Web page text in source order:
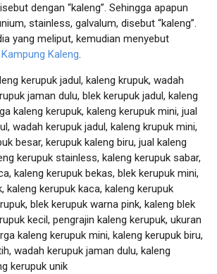
dengan “kaleng”. Sehingga apapun
stainless, galvalum, disebut “kaleng”.
yang meliput, kemudian menyebut
Kampung Kaleng.
kerupuk jadul, kaleng krupuk, wadah
jaman dulu, blek kerupuk jadul, kaleng
kaleng kerupuk, kaleng kerupuk mini, jual
wadah kerupuk jadul, kaleng krupuk mini,
besar, kerupuk kaleng biru, jual kaleng
kerupuk stainless, kaleng kerupuk sabar,
kaleng kerupuk bekas, blek kerupuk mini,
kaleng kerupuk kaca, kaleng kerupuk
blek kerupuk warna pink, kaleng blek
kecil, pengrajin kaleng kerupuk, ukuran
kaleng kerupuk mini, kaleng kerupuk biru,
wadah kerupuk jaman dulu, kaleng
kerupuk unik